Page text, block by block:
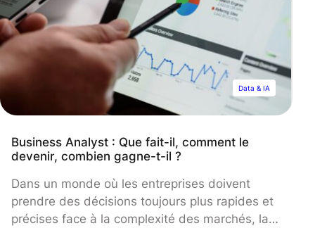
Data & IA
Business Analyst : Que fait-il, comment le
devenir, combien gagne-t-il ?
Dans un monde où les entreprises doivent
prendre des décisions toujours plus rapides et
précises face à la complexité des marchés, la